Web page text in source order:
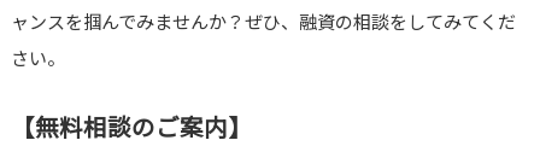
ャンスを掴んでみませんか？ぜひ、融資の相談をしてみてくだ
さい。
【無料相談のご案内】